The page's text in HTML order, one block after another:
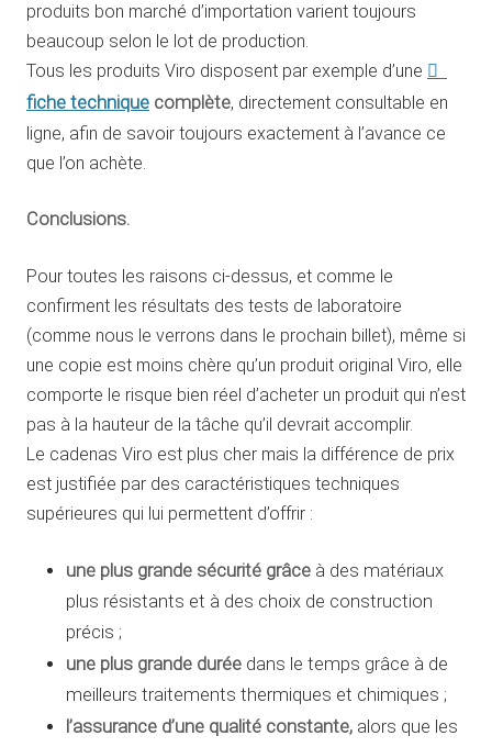
produits bon marché d’importation varient toujours
beaucoup selon le lot de production.
Tous les produits Viro disposent par exemple d’une
fiche technique complète, directement consultable en
ligne, afin de savoir toujours exactement à l’avance ce
que l’on achète.
Conclusions.
Pour toutes les raisons ci-dessus, et comme le
confirment les résultats des tests de laboratoire
(comme nous le verrons dans le prochain billet), même si
une copie est moins chère qu’un produit original Viro, elle
comporte le risque bien réel d’acheter un produit qui n’est
pas à la hauteur de la tâche qu’il devrait accomplir.
Le cadenas Viro est plus cher mais la différence de prix
est justifiée par des caractéristiques techniques
supérieures qui lui permettent d’offrir :
une plus grande sécurité grâce à des matériaux
plus résistants et à des choix de construction
précis ;
une plus grande durée dans le temps grâce à de
meilleurs traitements thermiques et chimiques ;
l’assurance d’une qualité constante, alors que les